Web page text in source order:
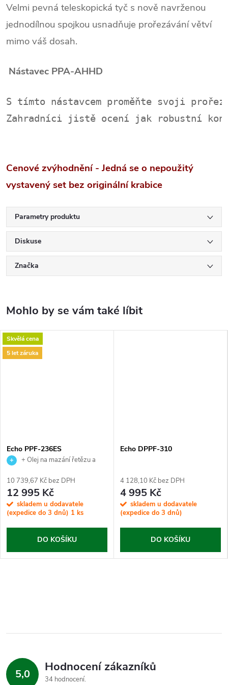
Velmi pevná teleskopická tyč s nově navrženou
jednodílnou spojkou usnadňuje prořezávání větví
mimo váš dosah.
Nástavec PPA-AHHD
S tímto nástavcem proměňte svoji
Zahradníci jistě ocení jak robustní
Cenové zvýhodnění - Jedná se o nepoužitý
vystavený set bez originální krabice
Parametry produktu
Diskuse
Značka
Skvělá cena
5 let záruka
Echo PPF-236ES
+ Olej na mazání řetězu a
Zprovoznění a zaškolení
samozřejmostí.
10 739,67 Kč bez DPH
12 995 Kč
skladem u dodavatele
(expedice do 3 dnů) 1 ks
DO KOŠÍKU
Echo DPPF-310
4 128,10 Kč bez DPH
4 995 Kč
skladem u dodavatele
(expedice do 3 dnů)
DO KOŠÍKU
5,0 Hodnocení zákazníků
34 hodnocení